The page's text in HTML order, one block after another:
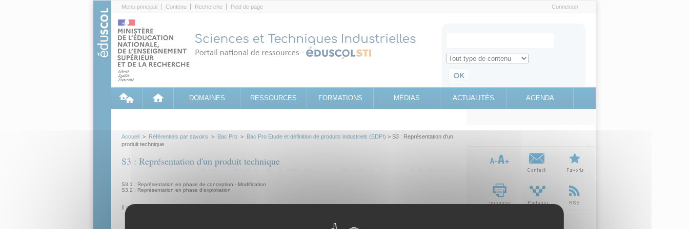
Menu principal Contenu Recherche Pied de page Connexion
Search for
Retrouvez toute l'information sur le site education.gouv.fr
DOMAINES RESSOURCES FORMATIONS MÉDIAS ACTUALITÉS AGENDA
Accueil > Référentiels par savoirs > Bac Pro > Bac Pro Etude et définition de produits industriels (EDPI) > S3 : Représentation d'un
produit technique
S3 : Représentation d'un produit technique
S3.1 : Représentation en phase de conception - Modification
S3.2 : Représentation en phase d'exploitation
Il n'y a actuellement aucun contenu classé avec ce terme.